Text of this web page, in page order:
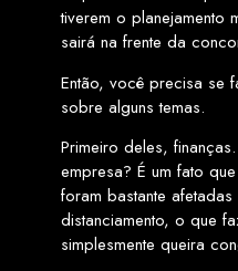
tiverem o planejamento
sairá na frente da
Então, você precisa se
sobre alguns temas.
Primeiro deles,
empresa? É um fato
foram bastante
distanciamento, o que
simplesmente queira